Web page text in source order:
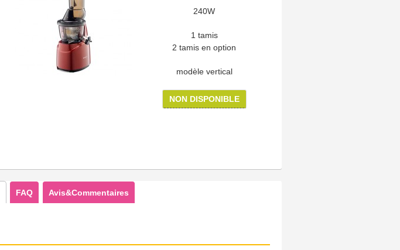
240W
1 tamis
2 tamis en option
modèle vertical
NON DISPONIBLE
FAQ Avis&Commentaires